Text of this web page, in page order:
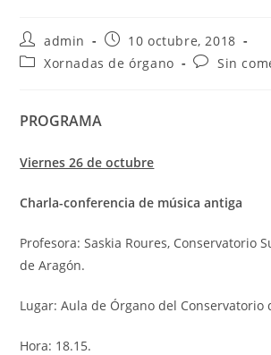
Autor
de
la
admin
Publicación
de
la
10 octubre, 2018
Categoría
entrada:
Xornadas de órgano Sin
PROGRAMA
Viernes 26 de octubre
Charla-conferencia de música antiga
Profesora: Saskia Roures, Conservatorio
de Aragón.
Lugar: Aula de Órgano del Conservatorio
Hora: 18.15.